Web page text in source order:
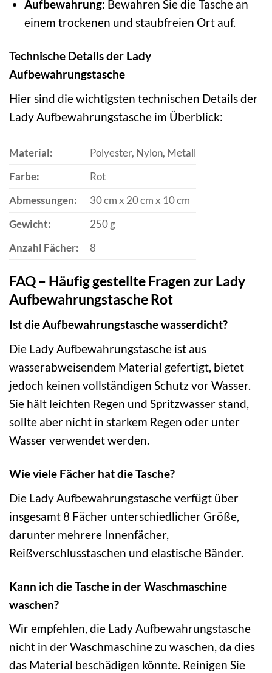
Aufbewahrung: Bewahren Sie die Tasche an
einem trockenen und staubfreien Ort auf.
Technische Details der Lady
Aufbewahrungstasche
Hier sind die wichtigsten technischen Details der
Lady Aufbewahrungstasche im Überblick:
Material:
Polyester, Nylon, Metall
Farbe:
Rot
Abmessungen:
30 cm x 20 cm x 10 cm
Gewicht:
250 g
Anzahl Fächer:
8
FAQ – Häufig gestellte Fragen zur Lady
Aufbewahrungstasche Rot
Ist die Aufbewahrungstasche wasserdicht?
Die Lady Aufbewahrungstasche ist aus
wasserabweisendem Material gefertigt, bietet
jedoch keinen vollständigen Schutz vor Wasser.
Sie hält leichten Regen und Spritzwasser stand,
sollte aber nicht in starkem Regen oder unter
Wasser verwendet werden.
Wie viele Fächer hat die Tasche?
Die Lady Aufbewahrungstasche verfügt über
insgesamt 8 Fächer unterschiedlicher Größe,
darunter mehrere Innenfächer,
Reißverschlusstaschen und elastische Bänder.
Kann ich die Tasche in der Waschmaschine
waschen?
Wir empfehlen, die Lady Aufbewahrungstasche
nicht in der Waschmaschine zu waschen, da dies
das Material beschädigen könnte. Reinigen Sie